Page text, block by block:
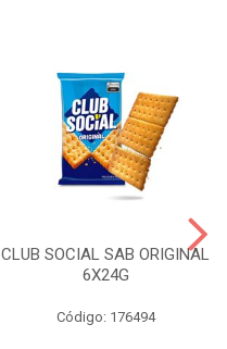
CLUB SOCIAL SAB ORIGINAL
6X24G
Código: 176494